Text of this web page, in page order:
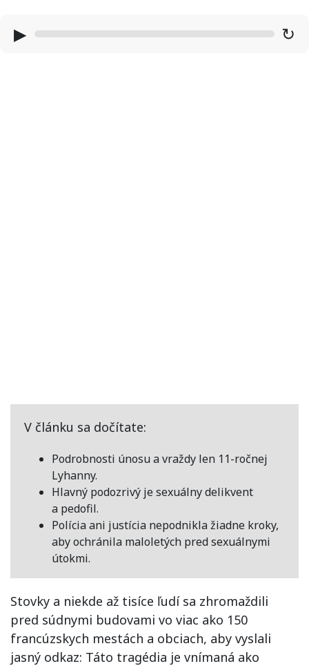
▶ ↻
V článku sa dočítate:
Podrobnosti únosu a vraždy len 11-ročnej
Lyhanny.
Hlavný podozrivý je sexuálny delikvent
a pedofil.
Polícia ani justícia nepodnikla žiadne kroky,
aby ochránila maloletých pred sexuálnymi
útokmi.
Stovky a niekde až tisíce ľudí sa zhromaždili
pred súdnymi budovami vo viac ako 150
francúzskych mestách a obciach, aby vyslali
jasný odkaz: Táto tragédia je vnímaná ako